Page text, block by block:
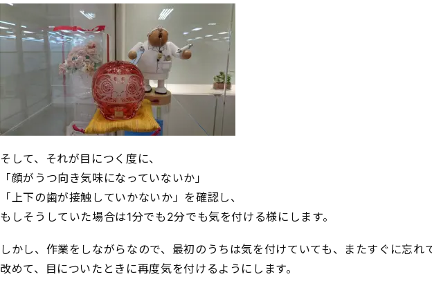
そして、それが目につく度に、
「顔がうつ向き気味になっていないか」
「上下の歯が接触していかないか」を確認し、
もしそうしていた場合は1分でも2分でも気を付ける様にします。
しかし、作業をしながらなので、最初のうちは気を付けていても、またすぐに忘れ
改めて、目についたときに再度気を付けるようにします。